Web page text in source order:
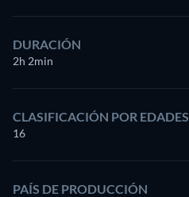
DURACIÓN
2h 2min
CLASIFICACIÓN POR EDADES
16
PAÍS DE PRODUCCIÓN